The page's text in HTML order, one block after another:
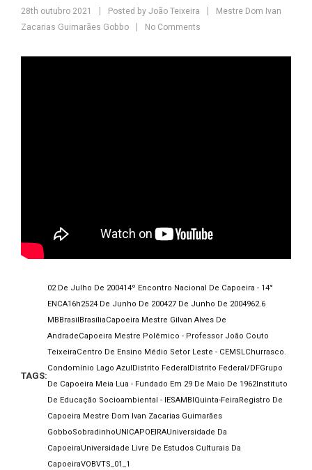
28th outubro 2021 Posted by João Teixeira
Mestre Dom Ivan
Zacarias Guimarães Gobbo
No Comments
TAGS:
02 De Julho De 200414º Encontro Nacional De Capoeira - 14°
ENCA16h2524 De Junho De 200427 De Junho De 2004962.6
MBBrasilBrasíliaCapoeira Mestre Gilvan Alves De
AndradeCapoeira Mestre Polêmico - Professor João Couto
TeixeiraCentro De Ensino Médio Setor Leste - CEMSLChurrasco.
Condomínio Lago AzulDistrito FederalDistrito Federal/DFGrupo
De Capoeira Meia Lua - Fundado Em 29 De Maio De 1962Instituto
De Educação Socioambiental - IESAMBIQuinta-FeiraRegistro De
Capoeira Mestre Dom Ivan Zacarias Guimarães
GobboSobradinhoUNICAPOEIRAUniversidade Da
CapoeiraUniversidade Livre De Estudos Culturais Da
CapoeiraVOBVTS_01_1